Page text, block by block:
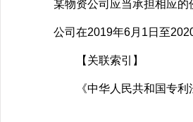
某物资公司应当承担相应
公司在2019年6月1日至
【关联索引】
《中华人民共和国专利法